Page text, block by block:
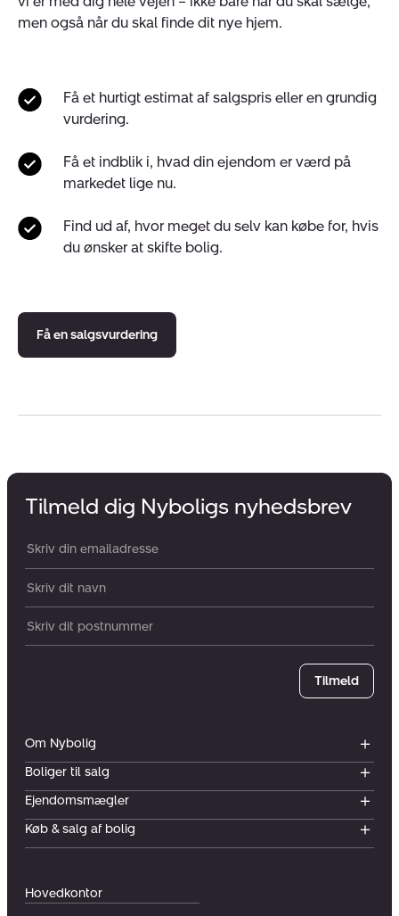
men også når du skal finde dit nye hjem.
Få et hurtigt estimat af salgspris eller en grundig
vurdering.
Få et indblik i, hvad din ejendom er værd på
markedet lige nu.
Find ud af, hvor meget du selv kan købe for, hvis
du ønsker at skifte bolig.
Få en salgsvurdering
Hovedkontor
Om Nybolig
Boliger til salg
Ejendomsmægler
Køb & salg af bolig
Tilmeld dig Nyboligs nyhedsbrev
Din email:
Dit navn:
Postnummer
Tilmeld